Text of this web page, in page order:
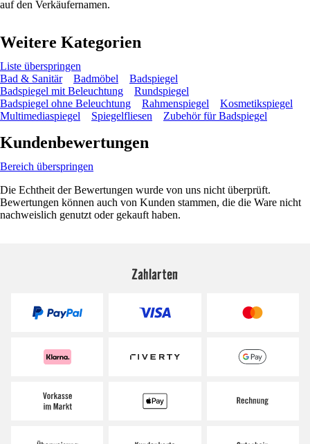
auf den Verkäufernamen.
Weitere Kategorien
Liste überspringen
Bad & Sanitär
Badmöbel
Badspiegel
Badspiegel mit Beleuchtung
Rundspiegel
Badspiegel ohne Beleuchtung
Rahmenspiegel
Kosmetikspiegel
Multimediaspiegel
Spiegelfliesen Zubehör für Badspiegel
Kundenbewertungen
Bereich überspringen
Die Echtheit der Bewertungen wurde von uns nicht überprüft.
Bewertungen können auch von Kunden stammen, die die Ware nicht
nachweislich genutzt oder gekauft haben.
Zahlarten